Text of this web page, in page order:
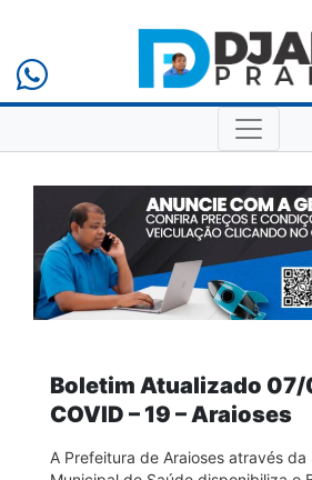
Boletim Atualizado
COVID – 19 – Araioses
A Prefeitura de Araioses através da